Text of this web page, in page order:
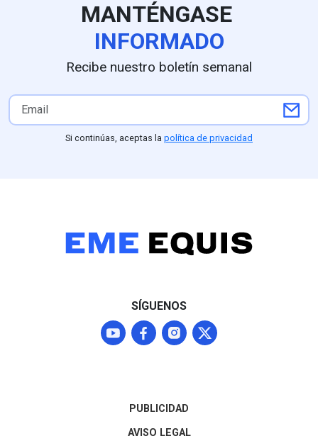
MANTÉNGASE
INFORMADO
Recibe nuestro boletín semanal
Si continúas, aceptas la política de privacidad
SÍGUENOS
PUBLICIDAD
AVISO LEGAL